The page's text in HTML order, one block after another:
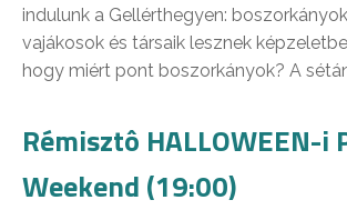
indulunk a Gellérthegyen:
vajákosok és társaik lesznek
hogy miért pont boszorkányok? A
Rémisztô HALLOWEEN-i
Weekend (19:00)